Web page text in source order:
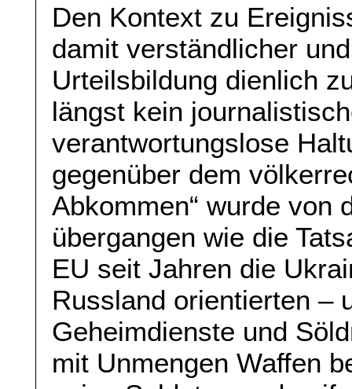
Den Kontext zu
damit verständlicher
Urteilsbildung dienlich
längst kein
verantwortungslose
gegenüber dem
Abkommen“ wurde von
übergangen wie die
EU seit Jahren die
Russland orientierten –
Geheimdienste und
mit Unmengen Waffen